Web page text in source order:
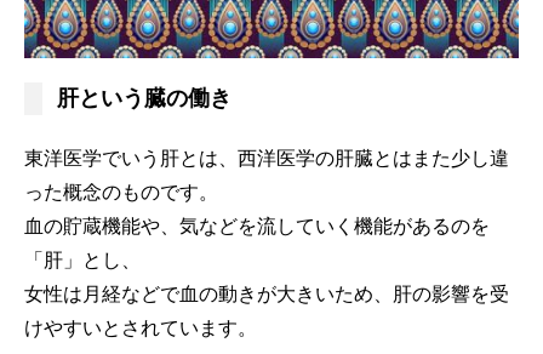
肝という臓の働き
東洋医学でいう肝とは、西洋医学の肝臓とはまた少し違
った概念のものです。
血の貯蔵機能や、気などを流していく機能があるのを
「肝」とし、
女性は月経などで血の動きが大きいため、肝の影響を受
けやすいとされています。